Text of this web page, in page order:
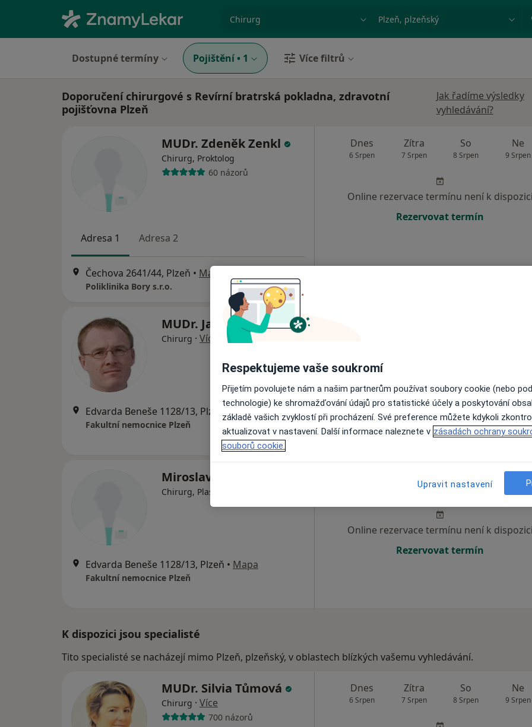
Město nebo region
Dostupné termíny Pojištění • 1 Více filtrů
Doporučení chirurgové s Revírní bratrská pokladna, zdravotní
pojišťovna Plzeň
Jak řadíme výsledky
vyhledávání?
MUDr. Zdeněk Zenkl
Chirurg, Proktolog
60 názorů
Adresa 1 Adresa 2
Čechova 2641/44, Plzeň • Mapa
Poliklinika Bory s.r.o.
Dnes
6 Srpen
Zítra
7 Srpen
So
8 Srpen
Ne
9 Srpen
Online rezervace termínu není k dispozici
Rezervovat termín
MUDr. Jan Mraček
Chirurg · Více
Edvarda Beneše 1128/13, Plzeň • Mapa
Fakultní nemocnice Plzeň
Rezervovat termín
Miroslav Dolejš
Chirurg, Plastický chirurg
Edvarda Beneše 1128/13, Plzeň • Mapa
Fakultní nemocnice Plzeň
7 Srpen 8 Srpen 9 Srpen
Online rezervace termínu není k dispozici
Rezervovat termín
K dispozici jsou specialisté
Tito specialisté se nacházejí mimo Plzeň, plzeňský, v oblastech blízkých vašemu vyhledávání.
MUDr. Silvia Tůmová
Chirurg · Více
700 názorů
Dnes
6 Srpen
Zítra
7 Srpen
So
8 Srpen
Ne
9 Srpen
Respektujeme vaše soukromí
Přijetím povolujete nám a našim partnerům používat soubory cookie (nebo
technologie) ke shromažďování údajů pro statistické účely a poskytování
základě vašich zvyklostí při procházení. Své preference můžete kdykoli
aktualizovat v nastavení. Další informace naleznete v zásadách ochrany
souborů cookie.
Upravit nastavení